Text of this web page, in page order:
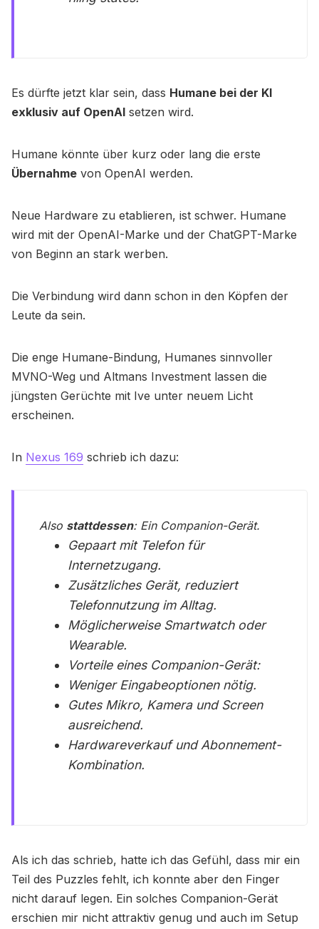
Es dürfte jetzt klar sein, dass Humane bei der KI
exklusiv auf OpenAI setzen wird.
Humane könnte über kurz oder lang die erste
Übernahme von OpenAI werden.
Neue Hardware zu etablieren, ist schwer. Humane
wird mit der OpenAI-Marke und der ChatGPT-Marke
von Beginn an stark werben.
Die Verbindung wird dann schon in den Köpfen der
Leute da sein.
Die enge Humane-Bindung, Humanes sinnvoller
MVNO-Weg und Altmans Investment lassen die
jüngsten Gerüchte mit Ive unter neuem Licht
erscheinen.
In Nexus 169 schrieb ich dazu:
Also stattdessen: Ein Companion-Gerät.
Gepaart mit Telefon für
Internetzugang.
Zusätzliches Gerät, reduziert
Telefonnutzung im Alltag.
Möglicherweise Smartwatch oder
Wearable.
Vorteile eines Companion-Gerät:
Weniger Eingabeoptionen nötig.
Gutes Mikro, Kamera und Screen
ausreichend.
Hardwareverkauf und Abonnement-
Kombination.
Als ich das schrieb, hatte ich das Gefühl, dass mir ein
Teil des Puzzles fehlt, ich konnte aber den Finger
nicht darauf legen. Ein solches Companion-Gerät
erschien mir nicht attraktiv genug und auch im Setup